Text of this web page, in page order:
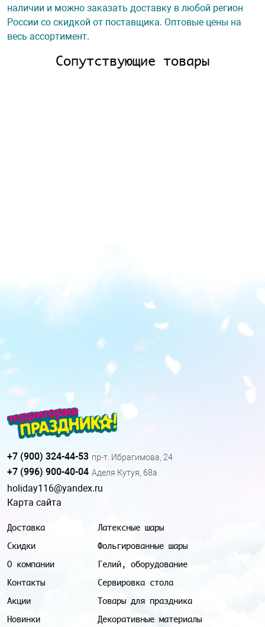
наличии и можно заказать доставку в любой регион
России со скидкой от поставщика. Оптовые цены на
весь ассортимент.
Сопутствующие товары
Доставка
Скидки
О компании
Контакты
Акции
Новинки
Латексные шары
Фольгированные шары
Гелий, оборудование
Сервировка стола
Товары для праздника
Декоративные материалы
+7 (900) 324-44-53 пр-т. Ибрагимова, 24
+7 (996) 900-40-04 Аделя Кутуя, 68а
holiday116@yandex.ru
Карта сайта